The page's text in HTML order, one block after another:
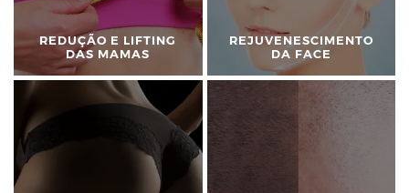
REDUÇÃO E LIFTING
DAS MAMAS
REJUVENESCIMENTO
DA FACE